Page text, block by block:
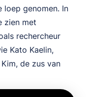
loep genomen. In
zien met
rechercheur
Kato Kaelin,
de zus van